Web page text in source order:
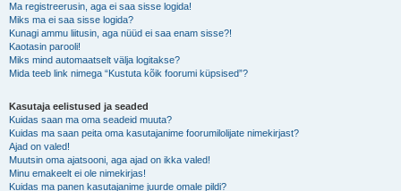
Ma registreerusin, aga ei saa sisse logida!
Miks ma ei saa sisse logida?
Kunagi ammu liitusin, aga nüüd ei saa enam sisse?!
Kaotasin parooli!
Miks mind automaatselt välja logitakse?
Mida teeb link nimega “Kustuta kõik foorumi küpsised”?
Kasutaja eelistused ja seaded
Kuidas saan ma oma seadeid muuta?
Kuidas ma saan peita oma kasutajanime foorumilolijate nimekirjast?
Ajad on valed!
Muutsin oma ajatsooni, aga ajad on ikka valed!
Minu emakeelt ei ole nimekirjas!
Kuidas ma panen kasutajanime juurde omale pildi?